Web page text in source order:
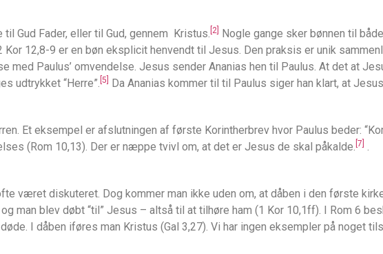
Gud Fader, eller til Gud, gennem Kristus. [2] Nogle gange sker bønnen til
Kor 12,8-9 er en bøn eksplicit henvendt til Jesus. Den praksis er unik
med Paulus’ omvendelse. Jesus sender Ananias hen til Paulus. At det at
udtrykket “Herre”. [5] Da Ananias kommer til til Paulus siger han klart, at
Et eksempel er afslutningen af første Korintherbrev hvor Paulus beder:
(Rom 10,13). Der er næppe tvivl om, at det er Jesus de skal påkalde. [7] .
været diskuteret. Dog kommer man ikke uden om, at dåben i den første
man blev døbt “til” Jesus – altså til at tilhøre ham (1 Kor 10,1ff). I Rom 6
I dåben iføres man Kristus (Gal 3,27). Vi har ingen eksempler på noget